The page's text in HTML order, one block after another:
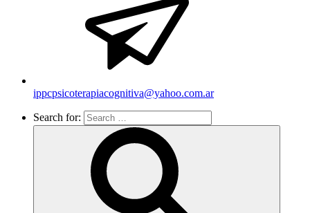
ippcpsicoterapiacognitiva@yahoo.com.ar
Search for: